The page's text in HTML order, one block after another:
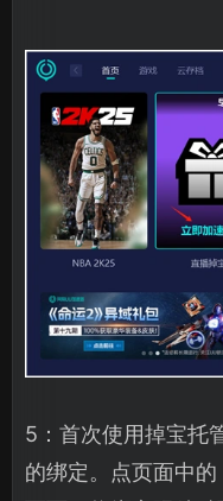
5：首次使用掉宝托
的绑定。点页面中